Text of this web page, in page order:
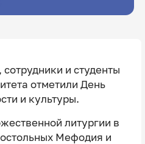
и студенты
отметили День
и культуры.
литургии в
Мефодия и